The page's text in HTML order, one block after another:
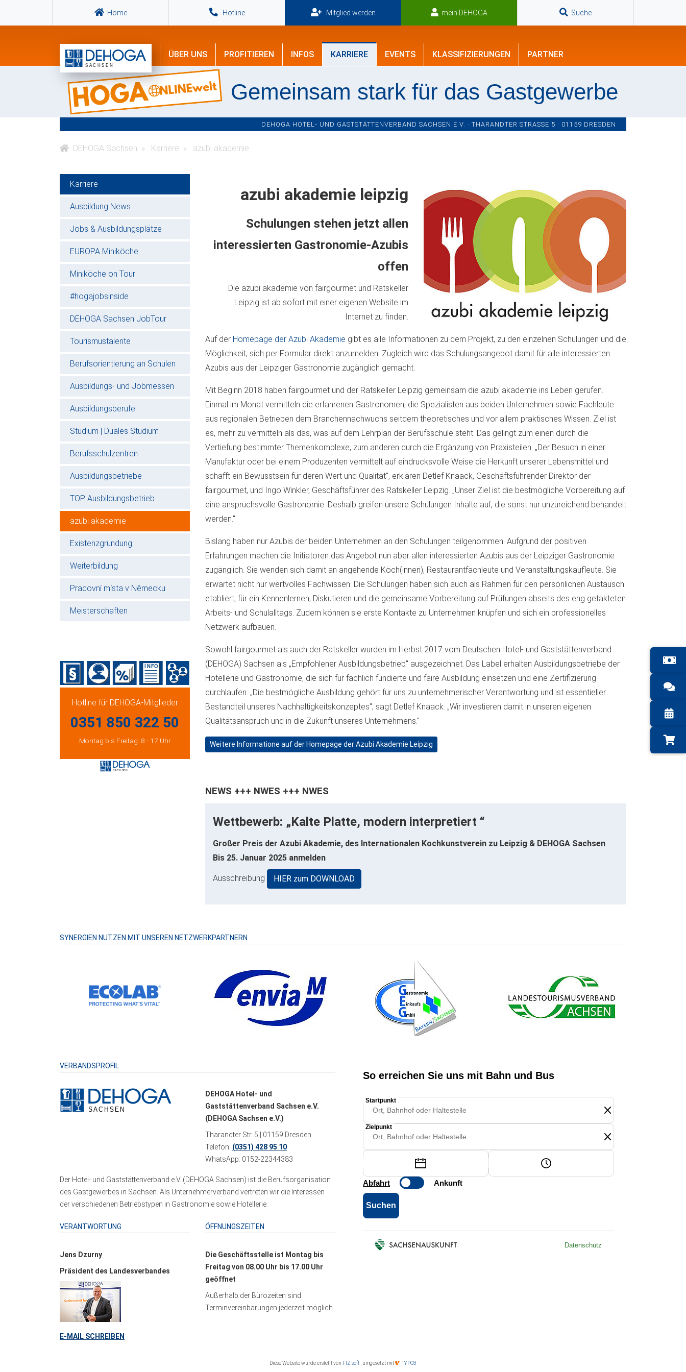
Home Hotline Mitglied werden mein DEHOGA Suche
ÜBER UNS PROFITIEREN INFOS KARRIERE EVENTS KLASSIFIZIERUNGEN PARTNER
Gemeinsam stark für das Gastgewerbe
DEHOGA HOTEL- UND GASTSTÄTTENVERBAND SACHSEN E.V. · THARANDTER STRASSE 5 · 01159 DRESDEN
DEHOGA Sachsen Karriere azubi akademie
Karriere
Ausbildung News
Jobs & Ausbildungsplätze
EUROPA Miniköche
Miniköche on Tour
#hogajobsinside
DEHOGA Sachsen JobTour
Tourismustalente
Berufsorientierung an Schulen
Ausbildungs- und Jobmessen
Ausbildungsberufe
Studium | Duales Studium
Berufsschulzentren
Ausbildungsbetriebe
TOP Ausbildungsbetrieb
azubi akademie
Existenzgründung
Weiterbildung
Pracovní místa v Německu
Meisterschaften
Hotline für DEHOGA-Mitglieder
0351 850 322 50
Montag bis Freitag: 8 - 17 Uhr
azubi akademie leipzig
Schulungen stehen jetzt allen
interessierten Gastronomie-Azubis
offen
Die azubi akademie von fairgourmet und Ratskeller
Leipzig ist ab sofort mit einer eigenen Website im
Internet zu finden.
Auf der Homepage der Azubi Akademie gibt es alle Informationen zu dem Projekt, zu den einzelnen Schulungen und die
Möglichkeit, sich per Formular direkt anzumelden. Zugleich wird das Schulungsangebot damit für alle interessierten
Azubis aus der Leipziger Gastronomie zugänglich gemacht.
Mit Beginn 2018 haben fairgourmet und der Ratskeller Leipzig gemeinsam die azubi akademie ins Leben gerufen.
Einmal im Monat vermitteln die erfahrenen Gastronomen, die Spezialisten aus beiden Unternehmen sowie Fachleute
aus regionalen Betrieben dem Branchennachwuchs seitdem theoretisches und vor allem praktisches Wissen. Ziel ist
es, mehr zu vermitteln als das, was auf dem Lehrplan der Berufsschule steht. Das gelingt zum einen durch die
Vertiefung bestimmter Themenkomplexe, zum anderen durch die Ergänzung von Praxisteilen. „Der Besuch in einer
Manufaktur oder bei einem Produzenten vermittelt auf eindrucksvolle Weise die Herkunft unserer Lebensmittel und
schafft ein Bewusstsein für deren Wert und Qualität", erklären Detlef Knaack, Geschäftsführender Direktor der
fairgourmet, und Ingo Winkler, Geschäftsführer des Ratskeller Leipzig. „Unser Ziel ist die bestmögliche Vorbereitung auf
eine anspruchsvolle Gastronomie. Deshalb greifen unsere Schulungen Inhalte auf, die sonst nur unzureichend behandelt
werden."
Bislang haben nur Azubis der beiden Unternehmen an den Schulungen teilgenommen. Aufgrund der positiven
Erfahrungen machen die Initiatoren das Angebot nun aber allen interessierten Azubis aus der Leipziger Gastronomie
zugänglich. Sie wenden sich damit an angehende Köch(innen), Restaurantfachleute und Veranstaltungskaufleute. Sie
erwartet nicht nur wertvolles Fachwissen. Die Schulungen haben sich auch als Rahmen für den persönlichen Austausch
etabliert, für ein Kennenlernen, Diskutieren und die gemeinsame Vorbereitung auf Prüfungen abseits des eng getakteten
Arbeits- und Schulalltags. Zudem können sie erste Kontakte zu Unternehmen knüpfen und sich ein professionelles
Netzwerk aufbauen.
Sowohl fairgourmet als auch der Ratskeller wurden im Herbst 2017 vom Deutschen Hotel- und Gaststättenverband
(DEHOGA) Sachsen als „Empfohlener Ausbildungsbetrieb" ausgezeichnet. Das Label erhalten Ausbildungsbetriebe der
Hotellerie und Gastronomie, die sich für fachlich fundierte und faire Ausbildung einsetzen und eine Zertifizierung
durchlaufen. „Die bestmögliche Ausbildung gehört für uns zu unternehmerischer Verantwortung und ist essentieller
Bestandteil unseres Nachhaltigkeitskonzeptes", sagt Detlef Knaack. „Wir investieren damit in unseren eigenen
Qualitätsanspruch und in die Zukunft unseres Unternehmens."
Weitere Informatione auf der Homepage der Azubi Akademie Leipzig
NEWS +++ NWES +++ NWES
Wettbewerb: „Kalte Platte, modern interpretiert “
Großer Preis der Azubi Akademie, des Internationalen Kochkunstverein zu Leipzig & DEHOGA Sachsen
Bis 25. Januar 2025 anmelden
Ausschreibung HIER zum DOWNLOAD
SYNERGIEN NUTZEN MIT UNSEREN NETZWERKPARTNERN
VERBANDSPROFIL
DEHOGA Hotel- und
Gaststättenverband Sachsen e.V.
(DEHOGA Sachsen e.V.)
Tharandter Str. 5 | 01159 Dresden
Telefon: (0351) 428 95 10
WhatsApp: 0152-22344383
Der Hotel- und Gaststättenverband e.V. (DEHOGA Sachsen) ist die Berufsorganisation
des Gastgewerbes in Sachsen. Als Unternehmerverband vertreten wir die Interessen
der verschiedenen Betriebstypen in Gastronomie sowie Hotellerie.
VERANTWORTUNG
Jens Dzurny
Präsident des Landesverbandes
E-MAIL SCHREIBEN
ÖFFNUNGSZEITEN
Die Geschäftsstelle ist Montag bis
Freitag von 08.00 Uhr bis 17.00 Uhr
geöffnet
Außerhalb der Bürozeiten sind
Terminvereinbarungen jederzeit möglich.
Diese Website wurde erstellt von FIZ soft , umgesetzt mit TYPO3